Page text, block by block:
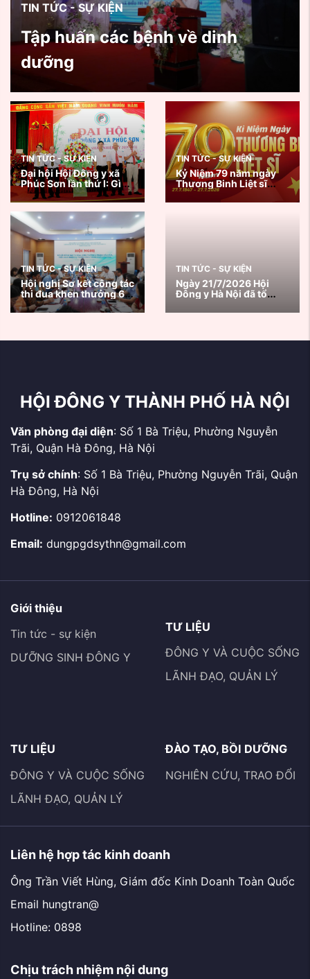
TIN TỨC - SỰ KIỆN
Tập huấn các bệnh về dinh
dưỡng
TIN TỨC - SỰ KIỆN
Đại hội Hội Đông y xã
Phúc Sơn lần thứ I: Gìn
giữ tinh hoa y học cổ
truyền, lan tỏa giá trị
nhân văn vì sức khỏe
cộng đồng
TIN TỨC - SỰ KIỆN
Kỷ Niệm 79 năm ngày
Thương Binh Liệt sĩ
27/7/1947 - 27/7/2026
TIN TỨC - SỰ KIỆN
Hội nghị Sơ kết công tác
thi đua khen thưởng 6
tháng đầu năm, triển
khai nhiệm vụ trọng
TIN TỨC - SỰ KIỆN
Ngày 21/7/2026 Hội
Đông y Hà Nội đã tổ
Khám, tư vấn sức khoẻ
HỘI ĐÔNG Y THÀNH PHỐ HÀ NỘI
Văn phòng đại diện: Số 1 Bà Triệu, Phường Nguyễn
Trãi, Quận Hà Đông, Hà Nội
Trụ sở chính: Số 1 Bà Triệu, Phường Nguyễn Trãi, Quận
Hà Đông, Hà Nội
Hotline: 0912061848
Email: dungpgdsythn@gmail.com
Giới thiệu
Tin tức - sự kiện
DƯỠNG SINH ĐÔNG Y
TƯ LIỆU
ĐÔNG Y VÀ CUỘC SỐNG
LÃNH ĐẠO, QUẢN LÝ
TƯ LIỆU
ĐÔNG Y VÀ CUỘC SỐNG
LÃNH ĐẠO, QUẢN LÝ
ĐÀO TẠO, BỒI DƯỠNG
NGHIÊN CỨU, TRAO ĐỔI
Liên hệ hợp tác kinh doanh
Ông Trần Viết Hùng, Giám đốc Kinh Doanh Toàn Quốc
Email hungtran@
Hotline: 0898
Chịu trách nhiệm nội dung